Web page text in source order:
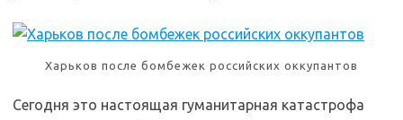
Харьков после бомбежек российских оккупантов
Сегодня это настоящая гуманитарная катастрофа